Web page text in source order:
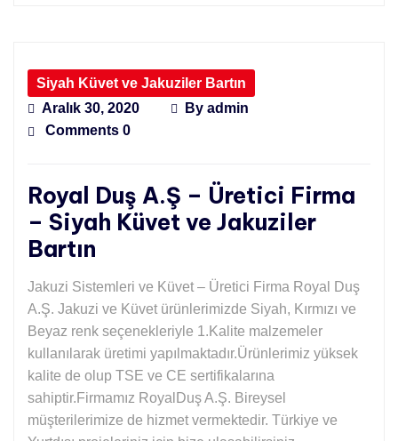
Siyah Küvet ve Jakuziler Bartın
Aralık 30, 2020
By admin
Comments 0
Royal Duş A.Ş – Üretici Firma
– Siyah Küvet ve Jakuziler
Bartın
Jakuzi Sistemleri ve Küvet – Üretici Firma Royal Duş
A.Ş. Jakuzi ve Küvet ürünlerimizde Siyah, Kırmızı ve
Beyaz renk seçenekleriyle 1.Kalite malzemeler
kullanılarak üretimi yapılmaktadır.Ürünlerimiz yüksek
kalite de olup TSE ve CE sertifikalarına
sahiptir.Firmamız RoyalDuş A.Ş. Bireysel
müşterilerimize de hizmet vermektedir. Türkiye ve